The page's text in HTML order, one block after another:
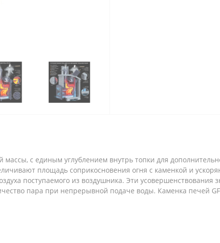
массы, с единым углублением внутрь топки для
площадь соприкосновения огня с каменкой и
поступаемого из воздушника. Эти
пара при непрерывной подаче воды. Каменка печей